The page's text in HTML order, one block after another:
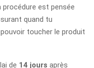
procédure est pensée
quand tu
toucher le produit
de 14 jours après